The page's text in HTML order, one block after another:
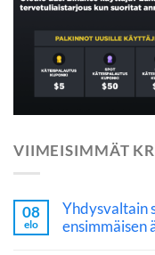
VIIMEISIMMÄT
08
elo
Yhdysvaltain
ensimmäisen